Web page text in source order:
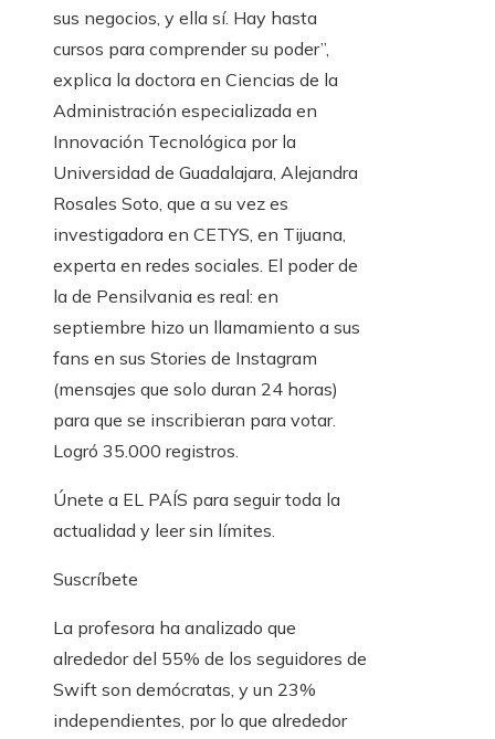
sus negocios, y ella sí. Hay hasta
cursos para comprender su poder”,
explica la doctora en Ciencias de la
Administración especializada en
Innovación Tecnológica por la
Universidad de Guadalajara, Alejandra
Rosales Soto, que a su vez es
investigadora en CETYS, en Tijuana,
experta en redes sociales. El poder de
la de Pensilvania es real: en
septiembre hizo un llamamiento a sus
fans en sus Stories de Instagram
(mensajes que solo duran 24 horas)
para que se inscribieran para votar.
Logró 35.000 registros.
Únete a EL PAÍS para seguir toda la
actualidad y leer sin límites.
Suscríbete
La profesora ha analizado que
alrededor del 55% de los seguidores de
Swift son demócratas, y un 23%
independientes, por lo que alrededor